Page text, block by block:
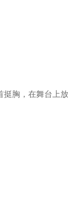
挺胸，在舞台上